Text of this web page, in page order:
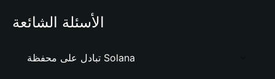
الأسئلة الشائعة
تبادل على محفظة Solana